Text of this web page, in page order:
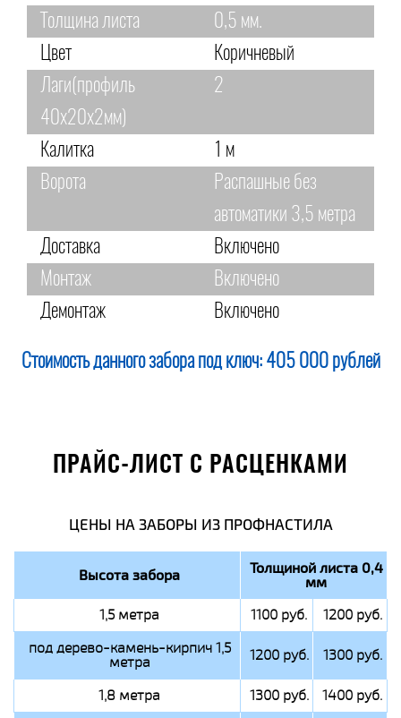
Толщина листа
0,5 мм.
Цвет
Коричневый
Лаги(профиль
40х20х2мм)
2
Калитка
1 м
Ворота
Распашные без
автоматики 3,5 метра
Доставка
Включено
Монтаж
Включено
Демонтаж
Включено
Стоимость данного забора под ключ: 405 000 рублей
ПРАЙС-ЛИСТ С РАСЦЕНКАМИ
ЦЕНЫ НА ЗАБОРЫ ИЗ ПРОФНАСТИЛА
Высота забора Толщиной листа 0,4
мм
1,5 метра 1100 руб.
1200 руб.
под дерево-камень-кирпич 1,5
метра 1200 руб. 1300 руб.
1,8 метра 1300 руб.
1400 руб.